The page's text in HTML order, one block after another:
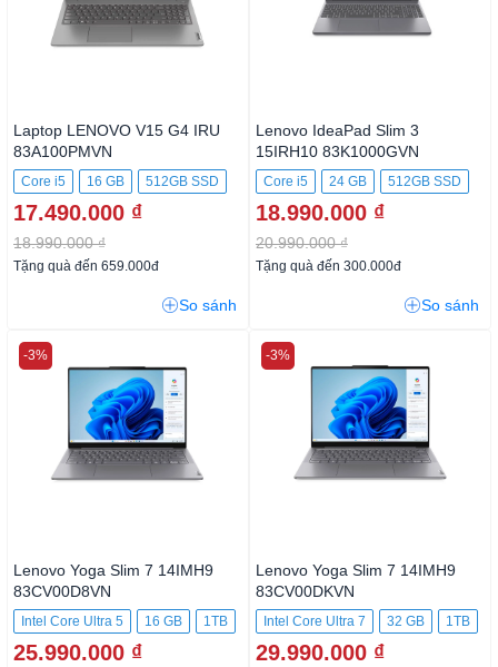
Laptop LENOVO V15 G4 IRU
83A100PMVN
Core i5 16 GB 512GB SSD
17.490.000 ₫
18.990.000 ₫
Tặng quà đến 659.000đ
So sánh
Lenovo IdeaPad Slim 3
15IRH10 83K1000GVN
Core i5 24 GB 512GB SSD
18.990.000 ₫
20.990.000 ₫
Tặng quà đến 300.000đ
So sánh
Lenovo Yoga Slim 7 14IMH9
83CV00D8VN
Intel Core Ultra 5 16 GB 1TB
25.990.000 ₫
-3%
Lenovo Yoga Slim 7 14IMH9
83CV00DKVN
Intel Core Ultra 7 32 GB 1TB
29.990.000 ₫
-3%